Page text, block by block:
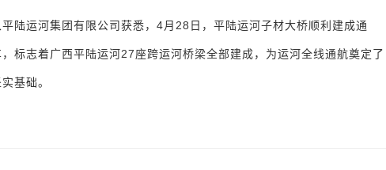
平陆运河集团有限公司获悉，4月28日，平陆运河子材大桥顺利建成通
，标志着广西平陆运河27座跨运河桥梁全部建成，为运河全线通航奠定了
基础。